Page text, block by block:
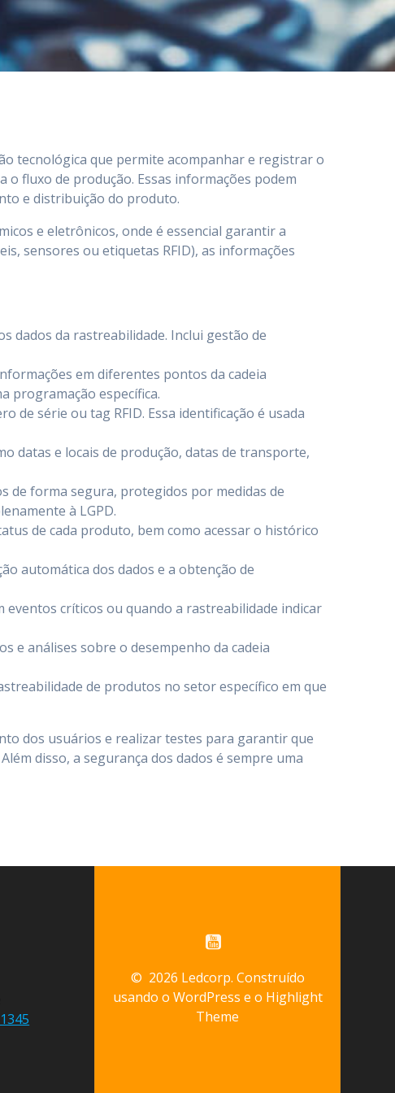
tecnológica que permite acompanhar e registrar o
fluxo de produção. Essas informações podem
e distribuição do produto.
e eletrônicos, onde é essencial garantir a
sensores ou etiquetas RFID), as informações
dados da rastreabilidade. Inclui gestão de
em diferentes pontos da cadeia
programação específica.
de série ou tag RFID. Essa identificação é usada
datas e locais de produção, datas de transporte,
de forma segura, protegidos por medidas de
à LGPD.
de cada produto, bem como acessar o histórico
automática dos dados e a obtenção de
eventos críticos ou quando a rastreabilidade indicar
e análises sobre o desempenho da cadeia
de produtos no setor específico em que
dos usuários e realizar testes para garantir que
disso, a segurança dos dados é sempre uma
© 2026 Ledcorp. Construído
usando o WordPress e o Highlight
Theme